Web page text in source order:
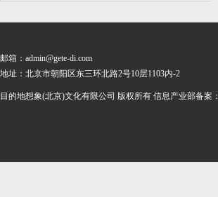
邮箱：admin@gete-di.com
地址：北京市朝阳区东三环北路2号10层1103内-2
目的地想象(北京)文化有限公司 版权所有 信息产业部备案：